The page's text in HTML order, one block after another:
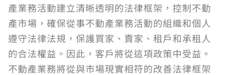
產業務活動建立清晰透明的法律框架，控制不動
產市場，確保從事不動產業務活動的組織和個人
遵守法律法規，保護買家、賣家、租戶和承租人
的合法權益。因此，客戶將從這項政策中受益。
不動產業務將從與市場現實相符的改善法律框架